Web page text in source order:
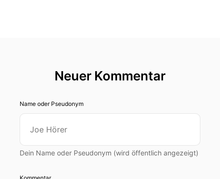
Neuer Kommentar
Name oder Pseudonym
Dein Name oder Pseudonym (wird öffentlich angezeigt)